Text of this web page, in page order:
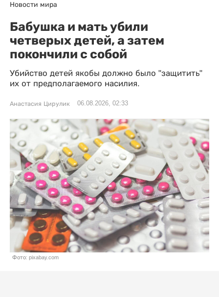
Новости мира
Бабушка и мать убили
четверых детей, а затем
покончили с собой
Убийство детей якобы должно было "защитить"
их от предполагаемого насилия.
Анастасия Цирулик 06.08.2026, 02:33
Фото: pixabay.com